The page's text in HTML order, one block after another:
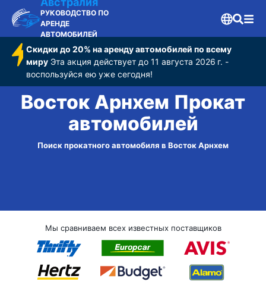
РУКОВОДСТВО ПО
АРЕНДЕ
АВТОМОБИЛЕЙ
Скидки до 20% на аренду автомобилей по всему
мируЭта акция действует до 11 августа 2026 г. -
воспользуйся ею уже сегодня!
Восток Арнхем Прокат
автомобилей
Поиск прокатного автомобиля в Восток Арнхем
Мы сравниваем всех известных поставщиков